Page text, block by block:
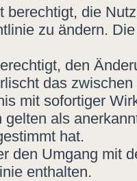
berechtigt, die
zu ändern.
den
das
mit sofortiger
gelten als
hat.
den Umgang mit
enthalten.